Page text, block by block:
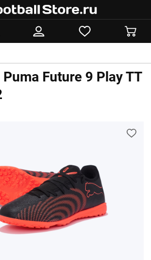
Future 9 Play TT